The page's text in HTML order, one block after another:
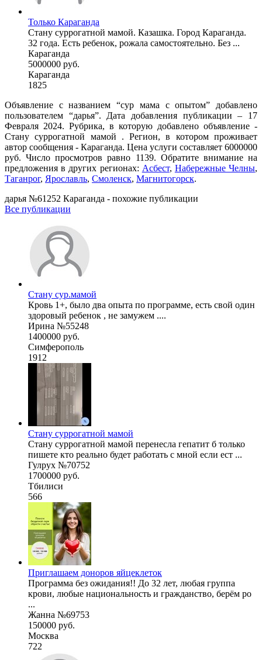
Только Караганда
Стану суррогатной мамой. Казашка. Город Караганда.
32 года. Есть ребенок, рожала самостоятельно. Без ...
Караганда
5000000 руб.
Караганда
1825
Объявление с названием “сур мама с опытом” добавлено
пользователем “дарья”. Дата добавления публикации – 17
Февраля 2024. Рубрика, в которую добавлено объявление -
Cтану суррогатной мамой . Регион, в котором проживает
автор сообщения - Караганда. Цена услуги составляет 6000000
руб. Число просмотров равно 1139. Обратите внимание на
предложения в других регионах: Асбест, Набережные Челны,
Таганрог, Ярославль, Смоленск, Магнитогорск.
дарья №61252 Караганда - похожие публикации
Все публикации
Стану сур.мамой
Кровь 1+, было два опыта по программе, есть свой один
здоровый ребенок , не замужем ....
Ирина №55248
1400000 руб.
Симферополь
1912
Стану суррогатной мамой
Стану суррогатной мамой перенесла гепатит б только
пишете кто реально будет работать с мной если ест ...
Гулрух №70752
1700000 руб.
Тбилиси
566
Приглашаем доноров яйцеклеток
Программа без ожидания!! До 32 лет, любая группа
крови, любые национальность и гражданство, берём ро
...
Жанна №69753
150000 руб.
Москва
722